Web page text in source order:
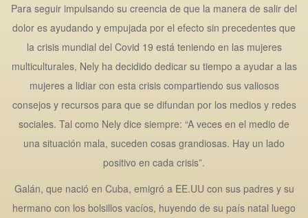
Para seguir impulsando su creencia de que la manera de salir del
dolor es ayudando y empujada por el efecto sin precedentes que
la crisis mundial del Covid 19 está teniendo en las mujeres
multiculturales, Nely ha decidido dedicar su tiempo a ayudar a las
mujeres a lidiar con esta crisis compartiendo sus valiosos
consejos y recursos para que se difundan por los medios y redes
sociales. Tal como Nely dice siempre: “A veces en el medio de
una situación mala, suceden cosas grandiosas. Hay un lado
positivo en cada crisis”.
Galán, que nació en Cuba, emigró a EE.UU con sus padres y su
hermano con los bolsillos vacíos, huyendo de su país natal luego